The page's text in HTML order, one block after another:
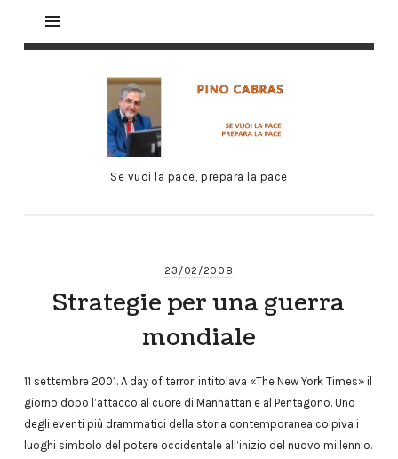
Se vuoi la pace, prepara la pace
23/02/2008
Strategie per una guerra
mondiale
11 settembre 2001. A day of terror, intitolava «The New York Times» il
giorno dopo l’attacco al cuore di Manhattan e al Pentagono. Uno
degli eventi più drammatici della storia contemporanea colpiva i
luoghi simbolo del potere occidentale all’inizio del nuovo millennio.